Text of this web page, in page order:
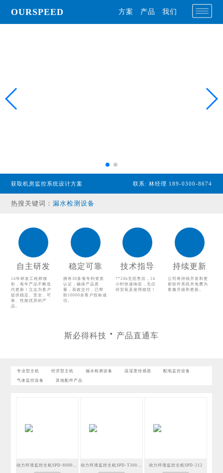
OURSPEED 方案 产品 我们
获取机房监控系统设计方案 联系: 林经理 189-0300-8674
热搜关键词：
专业型主机
漏水检测设备
配电监控设备
气体监控设备
其他配件产品
自主研发
14年研发工程师领
衔，每年产品不断迭
代更新！立志为客户
提供稳定、安全、可
靠、性能优异的产
品。
稳定可靠
拥有30多项专利资质
认证，确保产品质
量，高效交付，已帮
助10000余客户投标成
功。
技术指导
7*24h无忧售后，24
小时快速响应，无任
何安装及使用烦忧！
持续更新
公司将持续开发和更
新软件系统并免费为
客服升级和更新。
斯必得科技 产品直通车
专业型主机 经济型主机 漏水检测设备 温湿度传感器 配电监控设备
气体监控设备 其他配件产品
动力环境监控主机SPD-212